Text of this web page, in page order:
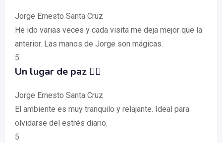
Jorge Ernesto Santa Cruz
He ido varias veces y cada visita me deja mejor que la
anterior. Las manos de Jorge son mágicas.
5
Un lugar de paz 🧘‍♂️
Jorge Ernesto Santa Cruz
El ambiente es muy tranquilo y relajante. Ideal para
olvidarse del estrés diario.
5